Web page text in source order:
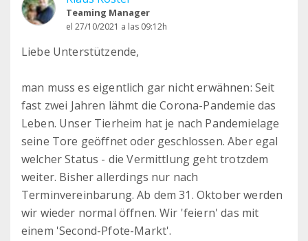
Teaming Manager
el 27/10/2021 a las 09:12h
Liebe Unterstützende,
man muss es eigentlich gar nicht erwähnen: Seit
fast zwei Jahren lähmt die Corona-Pandemie das
Leben. Unser Tierheim hat je nach Pandemielage
seine Tore geöffnet oder geschlossen. Aber egal
welcher Status - die Vermittlung geht trotzdem
weiter. Bisher allerdings nur nach
Terminvereinbarung. Ab dem 31. Oktober werden
wir wieder normal öffnen. Wir 'feiern' das mit
einem 'Second-Pfote-Markt'.